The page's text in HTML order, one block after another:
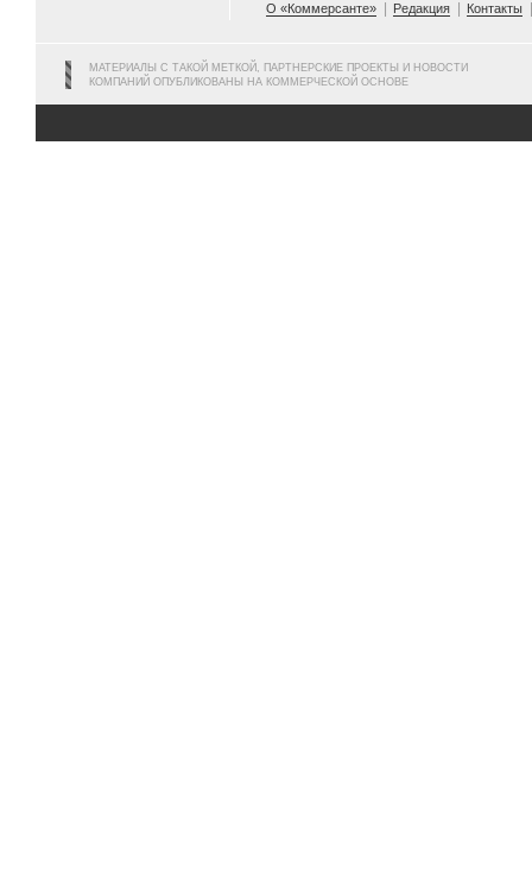
О «Коммерсанте»
Редакция Контакты
МАТЕРИАЛЫ С ТАКОЙ МЕТКОЙ, ПАРТНЕРСКИЕ ПРОЕКТЫ И НОВОСТИ
КОМПАНИЙ ОПУБЛИКОВАНЫ НА КОММЕРЧЕСКОЙ ОСНОВЕ